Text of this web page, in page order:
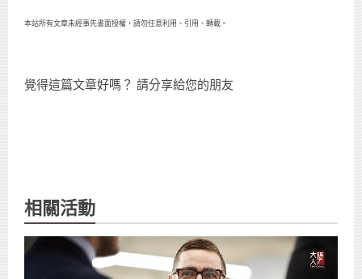
本站所有文章未經事先書面授權，請勿任意利用、引用、轉載。
覺得這篇文章好嗎？ 請分享給您的朋友
相關活動